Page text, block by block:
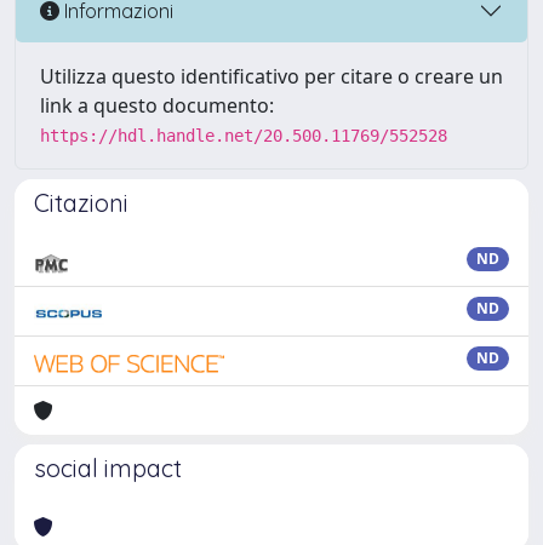
Informazioni
Utilizza questo identificativo per citare o creare un
link a questo documento:
https://hdl.handle.net/20.500.11769/552528
Citazioni
ND
ND
ND
social impact